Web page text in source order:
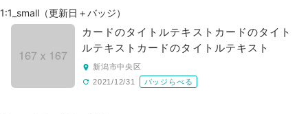
1:1_small（更新日＋バッジ）
カードのタイトルテキストカードのタイト
ルテキストカードのタイトルテキスト
新潟市中央区
2021/12/31
バッジらべる